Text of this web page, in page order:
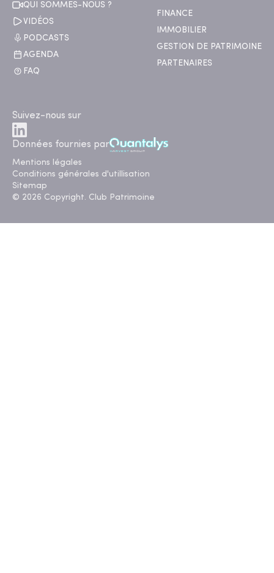
QUI SOMMES-NOUS ?
VIDÉOS
PODCASTS
AGENDA
FAQ
FINANCE
IMMOBILIER
GESTION DE PATRIMOINE
PARTENAIRES
Suivez-nous sur
Données fournies par
Mentions légales
Conditions générales d'utillisation
Sitemap
© 2026 Copyright. Club Patrimoine